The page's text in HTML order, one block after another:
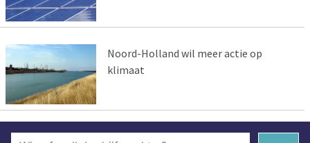
Noord-Holland wil meer actie op
klimaat